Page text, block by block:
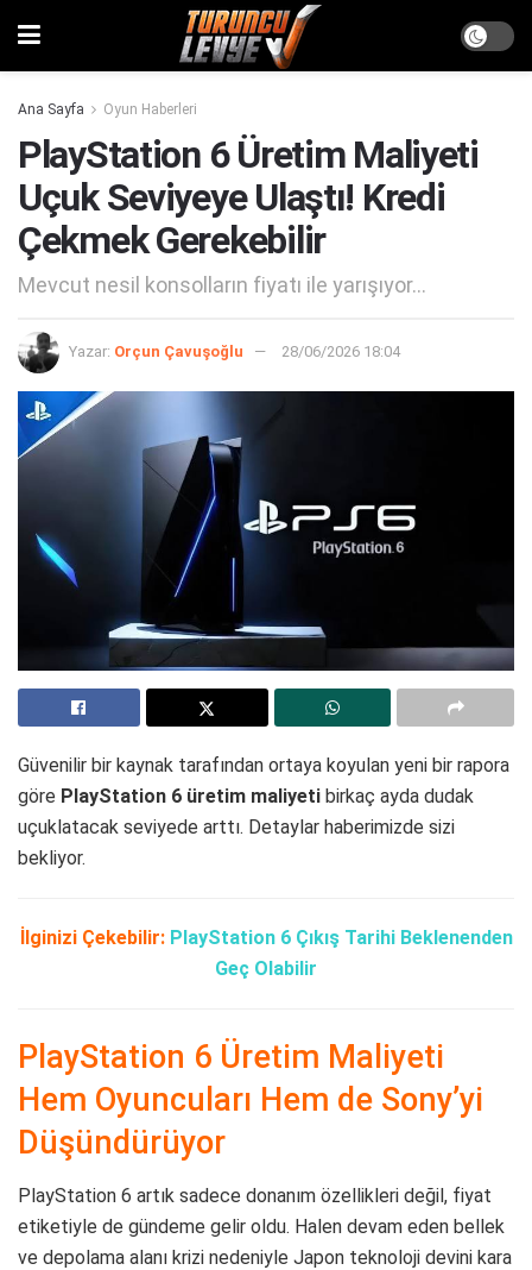
Ana Sayfa Oyun Haberleri
PlayStation 6 Üretim Maliyeti
Uçuk Seviyeye Ulaştı! Kredi
Çekmek Gerekebilir
Mevcut nesil konsolların fiyatı ile yarışıyor...
Yazar: Orçun Çavuşoğlu 28/06/2026 18:04
Güvenilir bir kaynak tarafından ortaya koyulan yeni bir rapora
göre PlayStation 6 üretim maliyeti birkaç ayda dudak
uçuklatacak seviyede arttı. Detaylar haberimizde sizi
bekliyor.
İlginizi Çekebilir: PlayStation 6 Çıkış Tarihi Beklenenden
Geç Olabilir
PlayStation 6 Üretim Maliyeti
Hem Oyuncuları Hem de Sony’yi
Düşündürüyor
PlayStation 6 artık sadece donanım özellikleri değil, fiyat
etiketiyle de gündeme gelir oldu. Halen devam eden bellek
ve depolama alanı krizi nedeniyle Japon teknoloji devini kara